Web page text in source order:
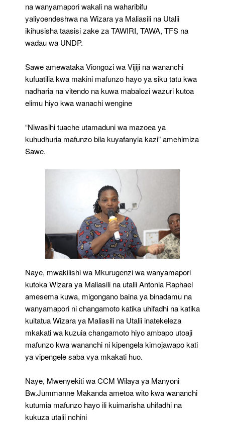
na wanyamapori wakali na waharibifu
yaliyoendeshwa na Wizara ya Maliasili na Utalii
ikihusisha taasisi zake za TAWIRI, TAWA, TFS na
wadau wa UNDP.
Sawe amewataka Viongozi wa Vijiji na wananchi
kufuatilia kwa makini mafunzo hayo ya siku tatu kwa
nadharia na vitendo na kuwa mabalozi wazuri kutoa
elimu hiyo kwa wanachi wengine
“Niwasihi tuache utamaduni wa mazoea ya
kuhudhuria mafunzo bila kuyafanyia kazi” amehimiza
Sawe.
Naye, mwakilishi wa Mkurugenzi wa wanyamapori
kutoka Wizara ya Maliasili na utalii Antonia Raphael
amesema kuwa, migongano baina ya binadamu na
wanyamapori ni changamoto katika uhifadhi na katika
kuitatua Wizara ya Maliasili na Utalii inatekeleza
mkakati wa kuzuia changamoto hiyo ambapo utoaji
mafunzo kwa wananchi ni kipengela kimojawapo kati
ya vipengele saba vya mkakati huo.
Naye, Mwenyekiti wa CCM Wilaya ya Manyoni
Bw.Jummanne Makanda ametoa wito kwa wananchi
kutumia mafunzo hayo ili kuimarisha uhifadhi na
kukuza utalii nchini